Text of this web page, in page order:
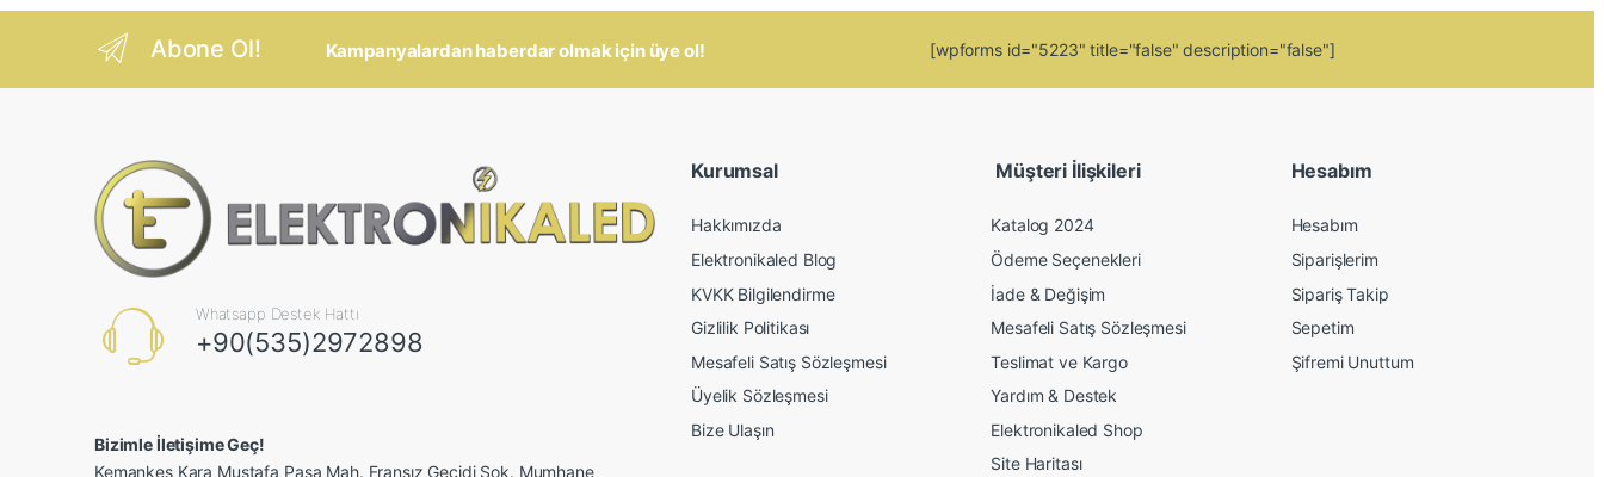
Abone Ol! Kampanyalardan haberdar olmak için üye ol! [wpforms id="5223" title="false" description="false"]
Whatsapp Destek Hattı
+90(535)2972898
Bizimle İletişime Geç!
Kemankeş Kara Mustafa Paşa Mah. Fransız Geçidi Sok. Mumhane
Kurumsal
Hakkımızda
Elektronikaled Blog
KVKK Bilgilendirme
Gizlilik Politikası
Mesafeli Satış Sözleşmesi
Üyelik Sözleşmesi
Bize Ulaşın
Müşteri İlişkileri
Katalog 2024
Ödeme Seçenekleri
İade & Değişim
Mesafeli Satış Sözleşmesi
Teslimat ve Kargo
Yardım & Destek
Elektronikaled Shop
Site Haritası
Hesabım
Hesabım
Siparişlerim
Sipariş Takip
Sepetim
Şifremi Unuttum